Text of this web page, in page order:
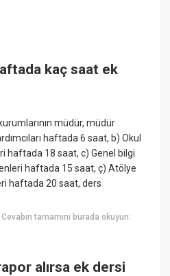
kaç saat ek
müdür, müdür
haftada 6 saat, b) Okul
haftada 18 saat, c) Genel bilgi
haftada 15 saat, ç) Atölye
haftada 20 saat, ders
Cevabın tamamını burada okuyun:
alırsa ek dersi